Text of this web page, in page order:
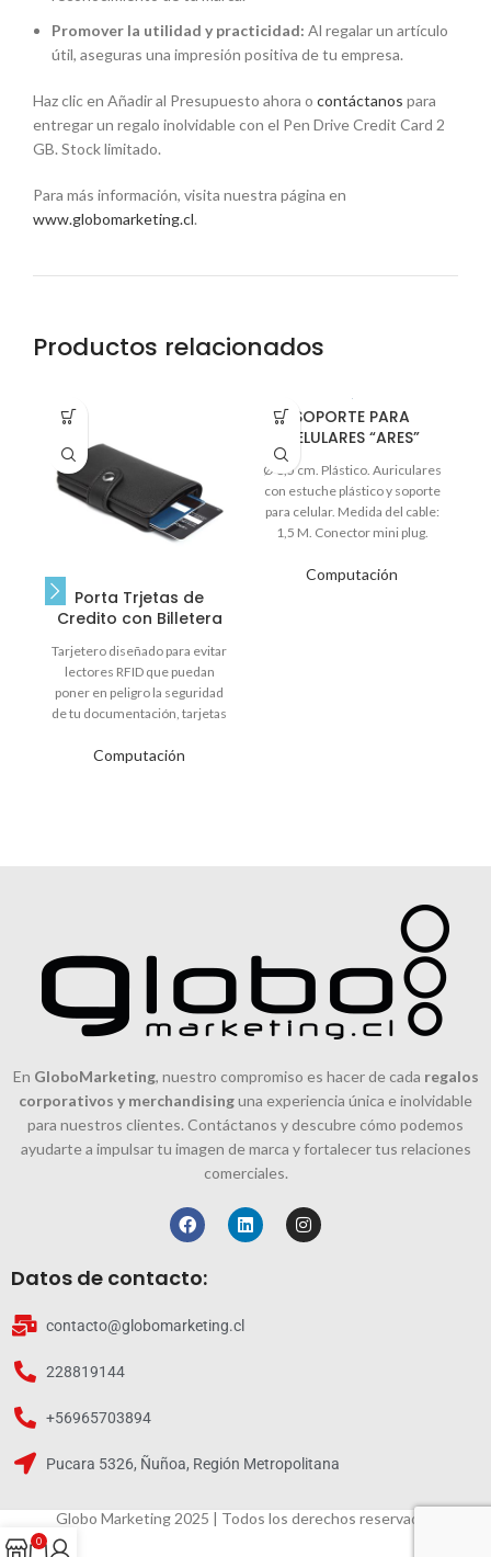
Promover la utilidad y practicidad: Al regalar un artículo
útil, aseguras una impresión positiva de tu empresa.
Haz clic en Añadir al Presupuesto ahora o contáctanos para
entregar un regalo inolvidable con el Pen Drive Credit Card 2
GB. Stock limitado.
Para más información, visita nuestra página en
www.globomarketing.cl.
Productos relacionados
Porta Trjetas de
Credito con Billetera
Computación
Tarjetero diseñado para evitar
lectores RFID que puedan
poner en peligro la seguridad
de tu documentación, tarjetas
SOPORTE PARA
CELULARES “ARES”
Computación
Ø 6,5 cm. Plástico. Auriculares
con estuche plástico y soporte
para celular. Medida del cable:
1,5 M. Conector mini plug.
En GloboMarketing, nuestro compromiso es hacer de cada regalos
corporativos y merchandisinguna experiencia única e inolvidable
para nuestros clientes. Contáctanos y descubre cómo podemos
ayudarte a impulsar tu imagen de marca y fortalecer tus relaciones
comerciales.
Datos de contacto:
contacto@globomarketing.cl
228819144
+56965703894
Pucara 5326, Ñuñoa, Región Metropolitana
Globo Marketing 2025 | Todos los derechos reservados
0